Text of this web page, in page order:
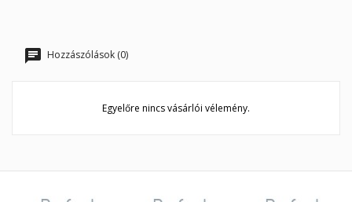
Hozzászólások (0)
Egyelőre nincs vásárlói vélemény.